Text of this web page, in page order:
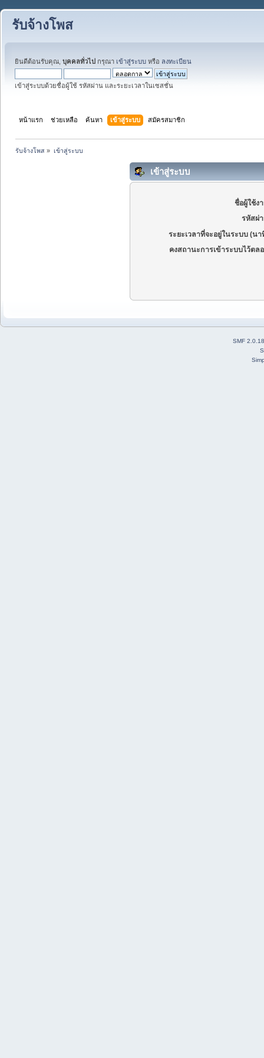
รับจ้างโพส
ยินดีต้อนรับคุณ, บุคคลทั่วไป กรุณา เข้าสู่ระบบ หรือ ลงทะเบียน
เข้าสู่ระบบด้วยชื่อผู้ใช้ รหัสผ่าน และระยะเวลาในเซสชั่น
หน้าแรก ช่วยเหลือ ค้นหา เข้าสู่ระบบ สมัครสมาชิก
รับจ้างโพส » เข้าสู่ระบบ
เข้าสู่ระบบ
ชื่อผู้ใช้ง
รหัสผ่
ระยะเวลาที่จะอยู่ในระบบ (นา
คงสถานะการเข้าระบบไว้ตล
SMF 2.0.18